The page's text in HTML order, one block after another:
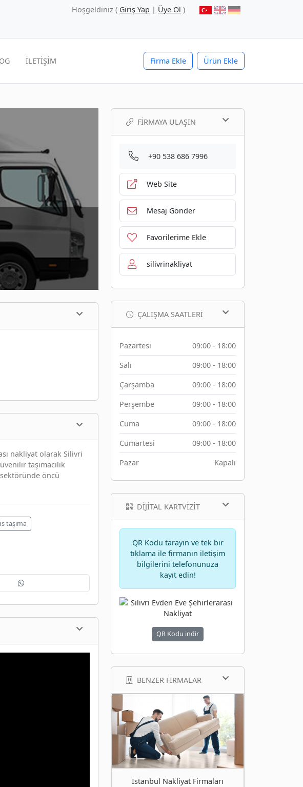
Hoşgeldiniz ( Giriş Yap | Üye Ol )
Firma Ekle Ürün Ekle
İLETİŞİM
nakliyat olarak Silivri
taşımacılık
sektöründe öncü
taşıma
FIRMAYA ULAŞIN
+90 538 686 7996
Web Site
Mesaj Gönder
Favorilerime Ekle
silivrinakliyat
ÇALIŞMA SAATLERI
Pazartesi
09:00 - 18:00
Salı
09:00 - 18:00
Çarşamba
09:00 - 18:00
Perşembe
09:00 - 18:00
Cuma
09:00 - 18:00
Cumartesi
09:00 - 18:00
Pazar
Kapalı
DIJITAL KARTVIZIT
QR Kodu tarayın ve tek bir
tıklama ile firmanın iletişim
bilgilerini telefonunuza
kayıt edin!
QR Kodu indir
BENZER FIRMALAR
İstanbul Nakliyat Firmaları